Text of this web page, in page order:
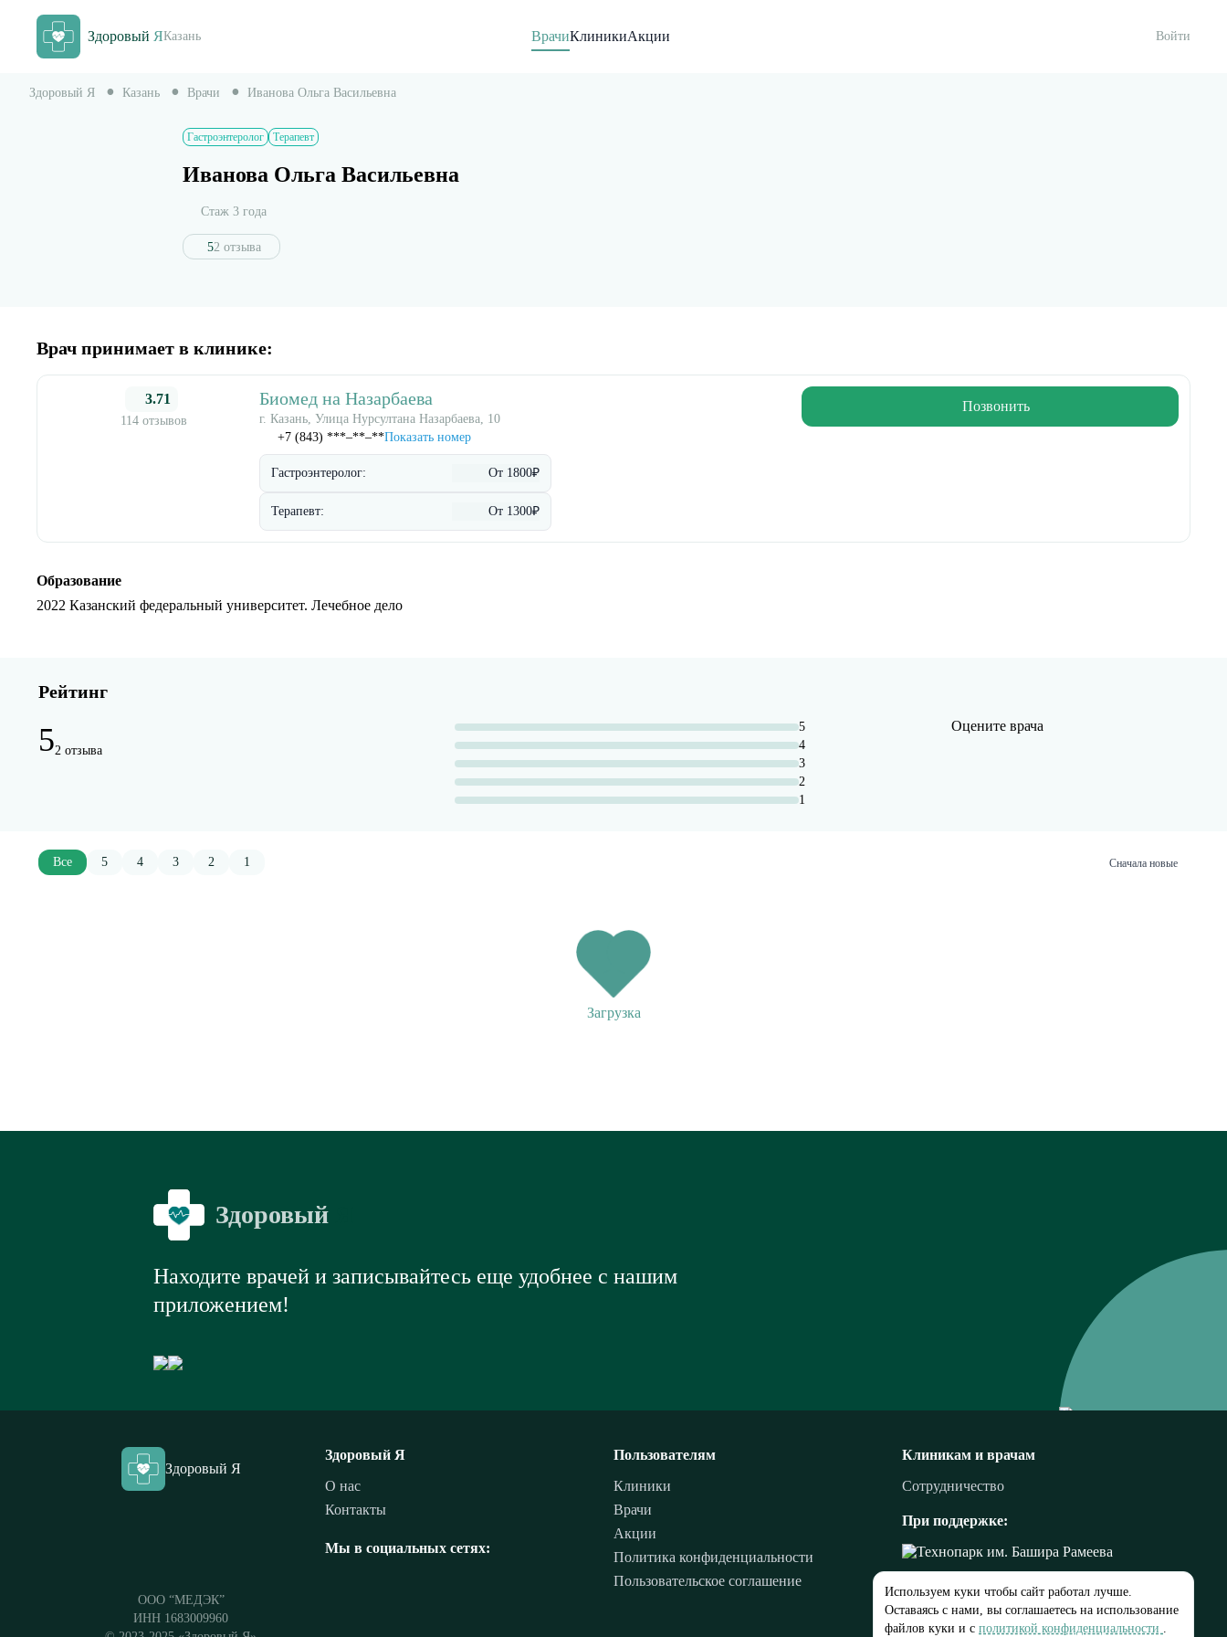
ВрачиКлиникиАкции
Здоровый ЯКазань Войти
Здоровый Я Казань Врачи Иванова Ольга Васильевна
Гастроэнтеролог Терапевт
Иванова Ольга Васильевна
Стаж 3 года
52 отзыва
Врач принимает в клинике:
3.71
114 отзывов
Биомед на Назарбаева
г. Казань, Улица Нурсултана Назарбаева, 10
+7 (843) ***‒**‒**Показать номер
Гастроэнтеролог: От 1800₽
Терапевт: От 1300₽
Позвонить
Образование
2022 Казанский федеральный университет. Лечебное дело
Рейтинг
52 отзыва
5
4
3
2
1
Оцените врача
Все 5 4 3 2 1 Сначала новые
Загрузка
Здоровый
Находите врачей и записывайтесь еще удобнее с нашим
приложением!
Здоровый Я
ООО “МЕДЭК”
ИНН 1683009960
Здоровый Я
О нас
Контакты
Мы в социальных сетях:
Клиникам и врачам
Сотрудничество
При поддержке:
Пользователям
Клиники
Врачи
Акции
Политика конфиденциальности
Пользовательское соглашение
Используем куки чтобы сайт работал лучше.
Оставаясь с нами, вы соглашаетесь на использование
файлов куки и с политикой конфиденциальности .